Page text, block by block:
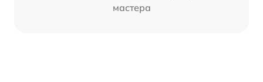
мастера